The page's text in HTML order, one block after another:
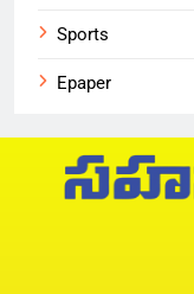
Sports
Epaper